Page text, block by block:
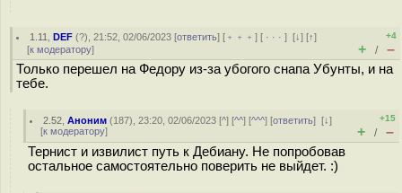
1.11 ,DEF (?), 21:52, 02/06/2023 [ответить] [ ﹢﹢﹢] [ · · ·][↓] [↑]
[к модератору]
+4
+ / –
Только перешел на Федору из-за убогого снапа Убунты, и на
тебе.
2.52 ,Аноним (187), 23:20, 02/06/2023 [^] [^^] [^^^] [ответить][↓]
[к модератору]
+15
+ / –
Тернист и извилист путь к Дебиану. Не попробовав
остальное самостоятельно поверить не выйдет. :)